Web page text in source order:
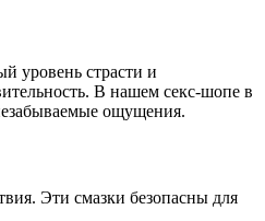
уровень страсти и
В нашем секс-шопе в
ощущения.
Эти смазки безопасны для